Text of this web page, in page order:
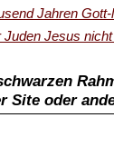
Jahren Gott-
Jesus
Site oder